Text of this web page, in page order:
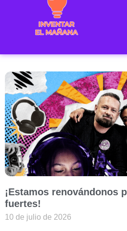
¡Estamos renovándonos
fuertes!
10 de julio de 2026